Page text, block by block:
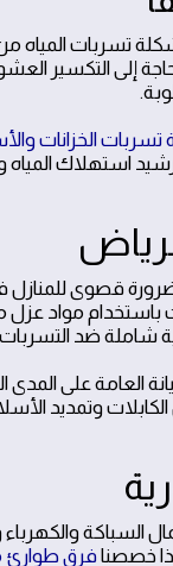
تسربات المياه من
التكسير
تسربات الخزانات
استهلاك المياه
قصوى للمنازل
باستخدام مواد عزل
ضد التسربات
العامة على المدى
وتمديد
السباكة والكهرباء
خصصنافرق طوارئ